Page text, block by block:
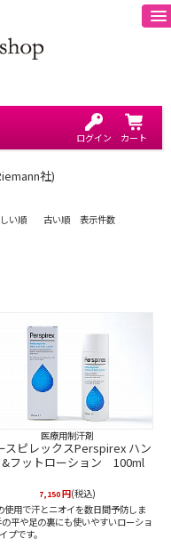
ログイン カート
社)
い順 古い順 表示件数
医療用制汗剤
スピレックスPerspirex ハン
&フットローション 100ml
7,150円(税込)
使用で汗とニオイを数日間予防しま
の平や足の裏にも使いやすいローショ
プです。